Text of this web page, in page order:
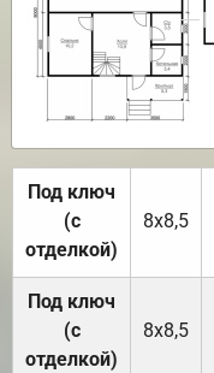
Под ключ
(с
отделкой)
8х8,5
Под ключ
(с
отделкой)
8х8,5